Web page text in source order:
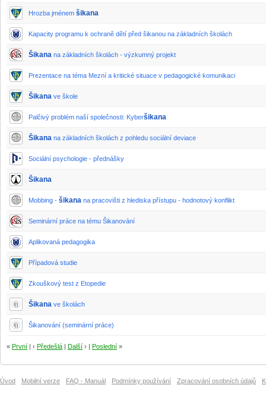
Hrozba jménem šikana
Kapacity programu k ochraně dětí před šikanou na základních školách
Šikana na základních školách - výzkumný projekt
Prezentace na téma Mezní a kritické situace v pedagogické komunikaci
Šikana ve škole
Palčivý problém naší společnosti: Kyberšikana
Šikana na základních školách z pohledu sociální deviace
Sociální psychologie - přednášky
Šikana
Mobbing - šikana na pracovišti z hlediska přístupu - hodnotový konflikt
Seminární práce na tému Šikanování
Aplikovaná pedagogika
Případová studie
Zkouškový test z Etopedie
Šikana ve školách
Šikanování (seminární práce)
« První | ‹ Předešlá | Další › | Poslední »
Úvod Mobilní verze FAQ - Manuál Podmínky používání Zpracování osobních údajů